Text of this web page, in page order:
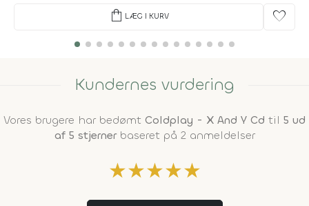
shopping_bag LÆG I KURV favorite
Kundernes vurdering
Vores brugere har bedømt Coldplay - X And Y Cd til 5 ud
af 5 stjernerbaseret på 2 anmeldelser
★★★★★